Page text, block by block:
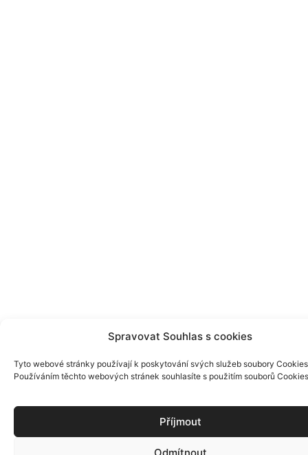
Spravovat Souhlas s cookies
Tyto webové stránky používají k poskytování svých služeb soubory
Používáním těchto webových stránek souhlasíte s použitím souborů
Příjmout
Odmítnout